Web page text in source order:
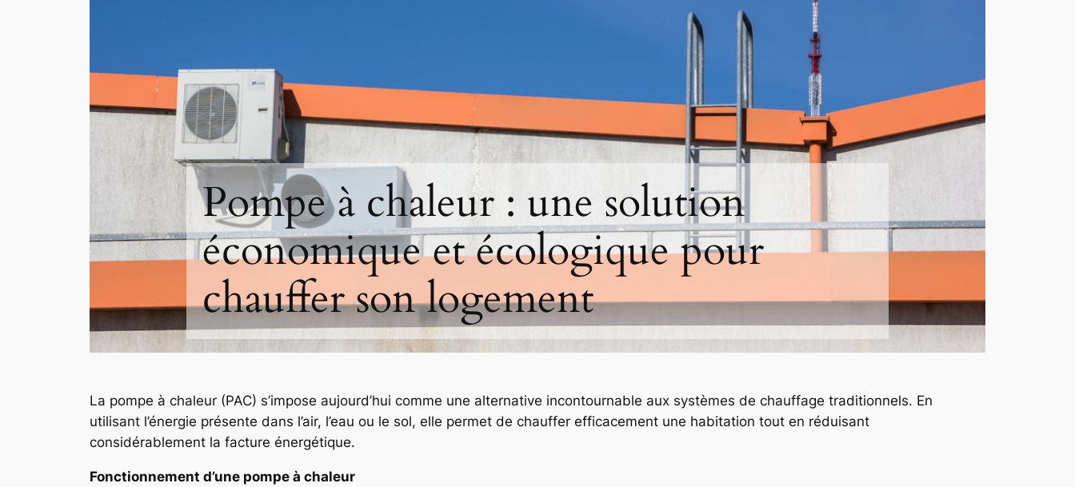
Pompe à chaleur : une solution
économique et écologique pour
chauffer son logement
La pompe à chaleur (PAC) s’impose aujourd’hui comme une alternative incontournable aux systèmes de chauffage traditionnels. En
utilisant l’énergie présente dans l’air, l’eau ou le sol, elle permet de chauffer efficacement une habitation tout en réduisant
considérablement la facture énergétique.
Fonctionnement d’une pompe à chaleur